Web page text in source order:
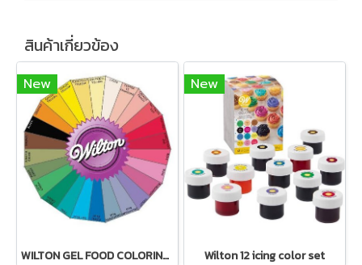
สินค้าเกี่ยวข้อง
New
WILTON GEL FOOD COLORING ICING COLOR 1 oz
New
Wilton 12 icing color set